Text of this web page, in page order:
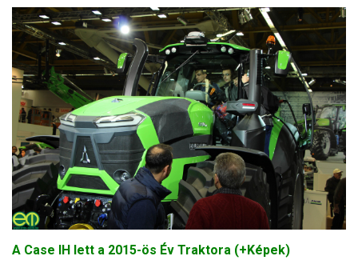
A Case IH lett a 2015-ös Év Traktora (+Képek)